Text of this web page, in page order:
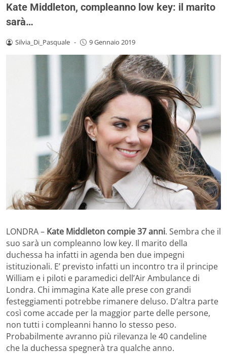
Kate Middleton, compleanno low key: il marito
sarà…
Silvia_Di_Pasquale - 9 Gennaio 2019
LONDRA – Kate Middleton compie 37 anni. Sembra che il
suo sarà un compleanno low key. Il marito della
duchessa ha infatti in agenda ben due impegni
istituzionali. E’ previsto infatti un incontro tra il principe
William e i piloti e paramedici dell’Air Ambulance di
Londra. Chi immagina Kate alle prese con grandi
festeggiamenti potrebbe rimanere deluso. D’altra parte
così come accade per la maggior parte delle persone,
non tutti i compleanni hanno lo stesso peso.
Probabilmente avranno più rilevanza le 40 candeline
che la duchessa spegnerà tra qualche anno.